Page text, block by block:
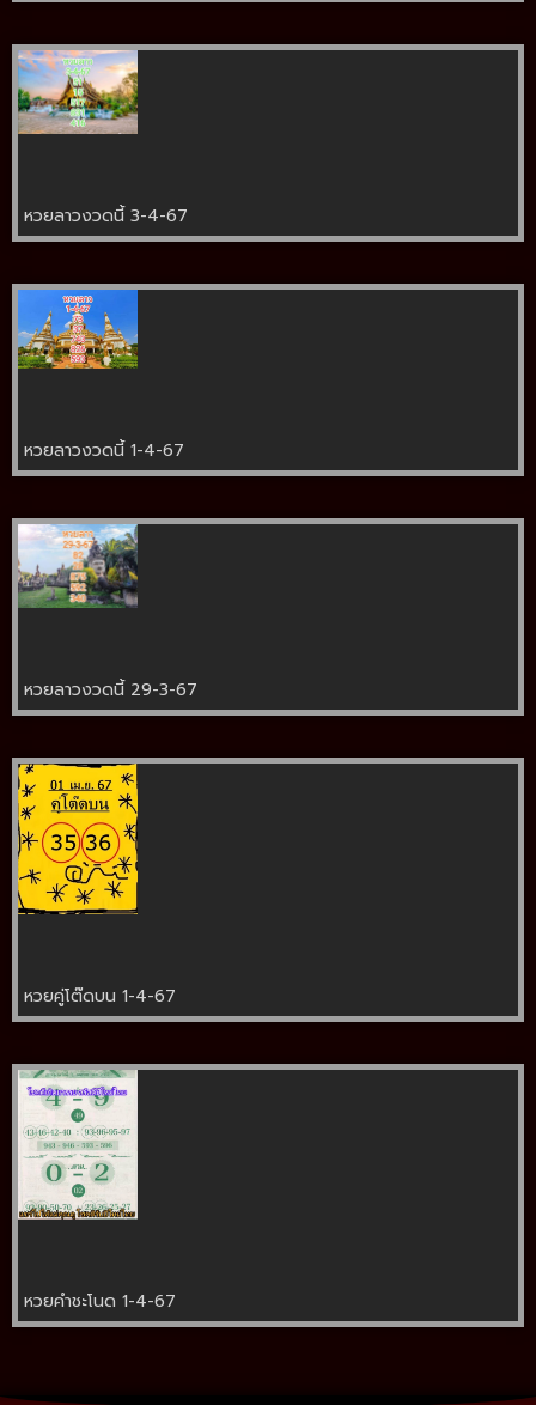
หวยลาวงวดนี้ 3-4-67
หวยลาวงวดนี้ 1-4-67
หวยลาวงวดนี้ 29-3-67
หวยคู่โต๊ดบน 1-4-67
หวยคำชะโนด 1-4-67